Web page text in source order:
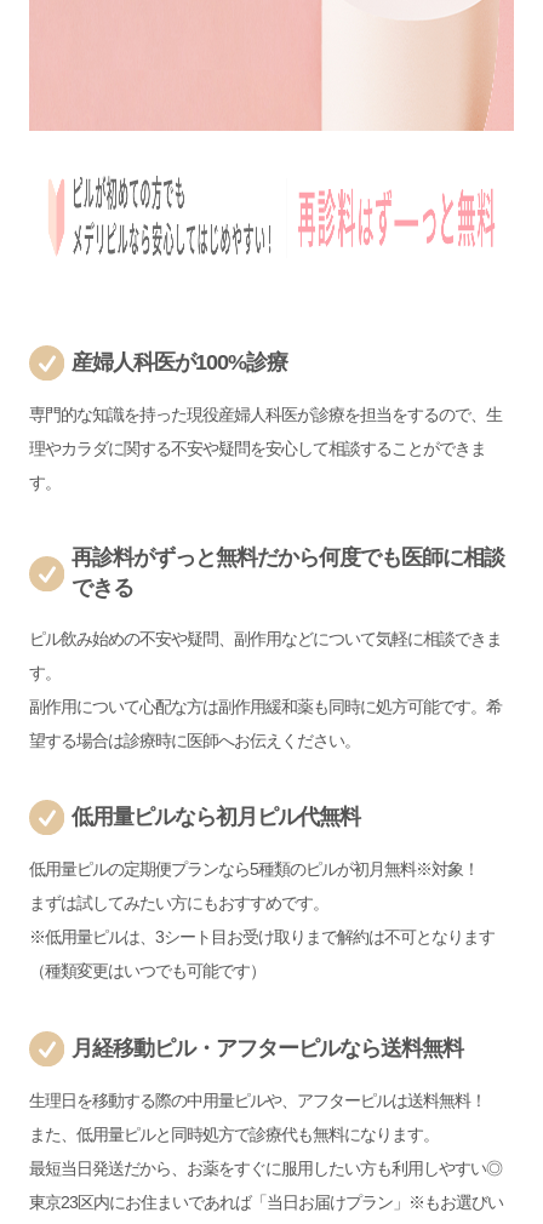
産婦人科医が100%診療
専門的な知識を持った現役産婦人科医が診療を担当をするので、生
理やカラダに関する不安や疑問を安心して相談することができま
す。
再診料がずっと無料だから何度でも医師に相談
できる
ピル飲み始めの不安や疑問、副作用などについて気軽に相談できま
す。
副作用について心配な方は副作用緩和薬も同時に処方可能です。希
望する場合は診療時に医師へお伝えください。
低用量ピルなら初月ピル代無料
低用量ピルの定期便プランなら5種類のピルが初月無料※対象！
まずは試してみたい方にもおすすめです。
※低用量ピルは、3シート目お受け取りまで解約は不可となります
（種類変更はいつでも可能です）
月経移動ピル・アフターピルなら送料無料
生理日を移動する際の中用量ピルや、アフターピルは送料無料！
また、低用量ピルと同時処方で診療代も無料になります。
最短当日発送だから、お薬をすぐに服用したい方も利用しやすい◎
東京23区内にお住まいであれば「当日お届けプラン」※もお選びい